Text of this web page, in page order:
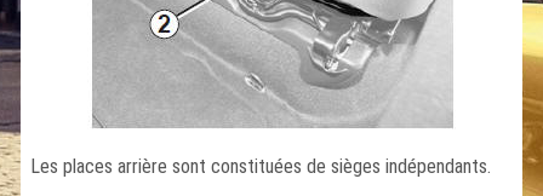
Les places arrière sont constituées de sièges indépendants.